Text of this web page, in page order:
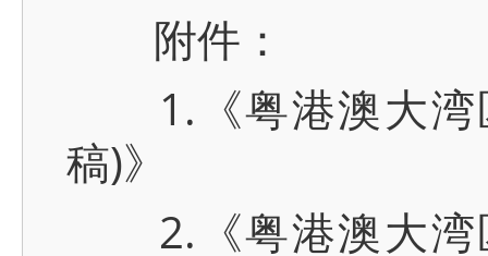
附件：
1.《粤港澳大湾
稿)》
2.《粤港澳大湾